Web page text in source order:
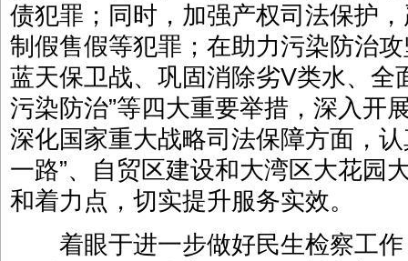
债犯罪；同时，加强产权司法保护
制假售假等犯罪；在助力污染防治
蓝天保卫战、巩固消除劣V类水、全
污染防治”等四大重要举措，深入开
深化国家重大战略司法保障方面，
一路”、自贸区建设和大湾区大花园
和着力点，切实提升服务实效。
着眼于进一步做好民生检察工作